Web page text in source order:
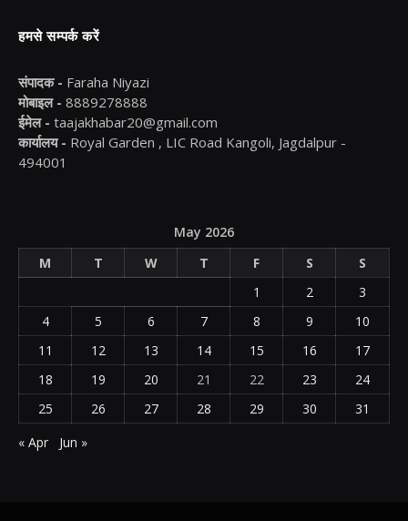
हमसे सम्पर्क करें
संपादक - Faraha Niyazi
मोबाइल - 8889278888
ईमेल - taajakhabar20@gmail.com
कार्यालय - Royal Garden , LIC Road Kangoli, Jagdalpur -
494001
May 2026
M
T W T F S
S
1
2
3
4
5 6 7 8 9
10
11
12 13 14 15 16
17
18
19 20 21 22 23
24
25
26 27 28 29 30
31
« Apr
Jun »